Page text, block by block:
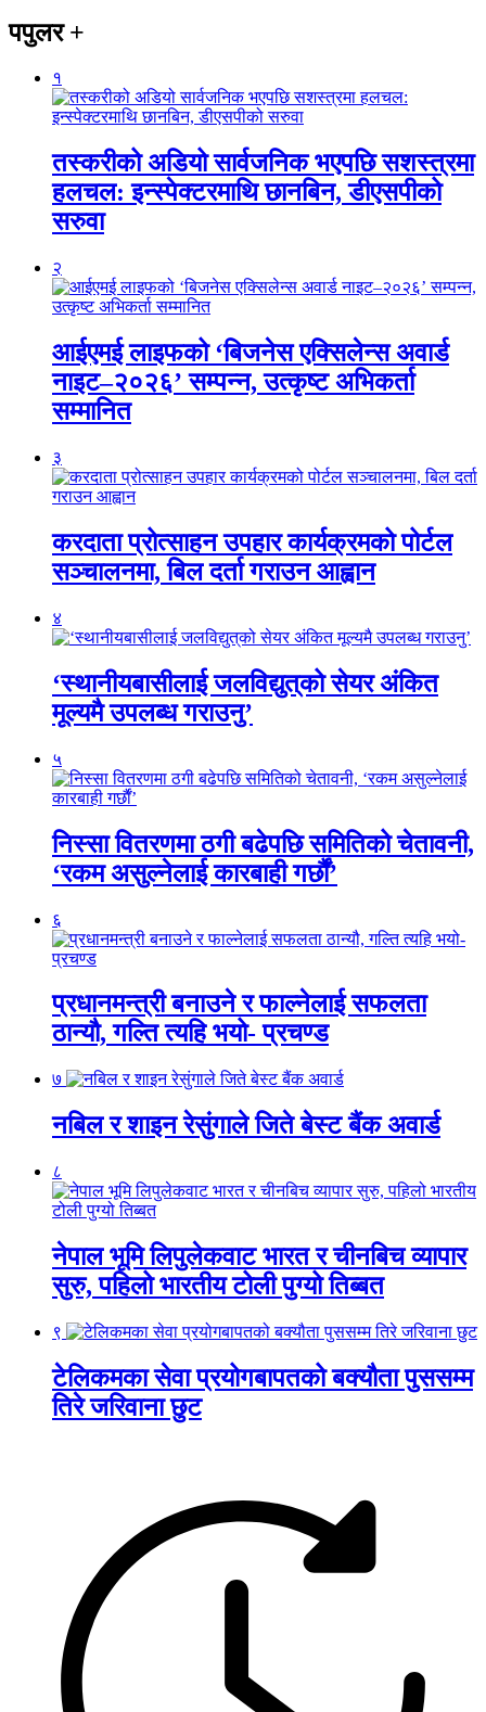
पपुलर+
१
तस्करीको अडियो सार्वजनिक भएपछि सशस्त्रमा
हलचल: इन्स्पेक्टरमाथि छानबिन, डीएसपीको
सरुवा
२
आईएमई लाइफको ‘बिजनेस एक्सिलेन्स अवार्ड
नाइट–२०२६’ सम्पन्न, उत्कृष्ट अभिकर्ता
सम्मानित
३
करदाता प्रोत्साहन उपहार कार्यक्रमको पोर्टल
सञ्चालनमा, बिल दर्ता गराउन आह्वान
४
‘स्थानीयबासीलाई जलविद्युत्‌को सेयर अंकित
मूल्यमै उपलब्ध गराउनु’
५
निस्सा वितरणमा ठगी बढेपछि समितिको चेतावनी,
‘रकम असुल्नेलाई कारबाही गर्छाैं’
६
प्रधानमन्त्री बनाउने र फाल्नेलाई सफलता
ठान्यौ, गल्ति त्यहि भयो- प्रचण्ड
७
नबिल र शाइन रेसुंगाले जिते बेस्ट बैंक अवार्ड
८
नेपाल भूमि लिपुलेकवाट भारत र चीनबिच व्यापार
सुरु, पहिलो भारतीय टोली पुग्यो तिब्बत
९
टेलिकमका सेवा प्रयोगबापतको बक्यौता पुससम्म
तिरे जरिवाना छुट